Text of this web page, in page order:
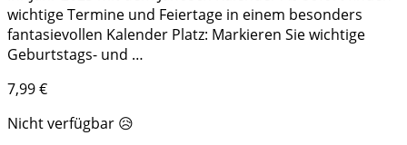
wichtige Termine und Feiertage in einem besonders
fantasievollen Kalender Platz: Markieren Sie wichtige
Geburtstags- und …
7,99€
Nicht verfügbar 😥